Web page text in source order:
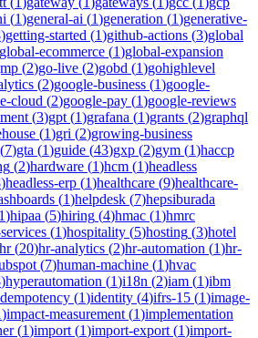
(1)general-ai (1)generation (1)generative-
)getting-started (1)github-actions (3)global
global-ecommerce (1)global-expansion
(2)go-live (2)gobd (1)gohighlevel
(2)google-business (1)google-
cloud (2)google-pay (1)google-reviews
(3)gpt (1)grafana (1)grants (2)graphql
(1)gri (2)growing-business
(7)gta (1)guide (43)gxp (2)gym (1)haccp
(2)hardware (1)hcm (1)headless
)headless-erp (1)healthcare (9)healthcare-
(1)helpdesk (7)hepsiburada
1)hipaa (5)hiring (4)hmac (1)hmrc
(1)hospitality (5)hosting (3)hotel
hr(20)hr-analytics (2)hr-automation (1)hr-
(7)human-machine (1)hvac
)hyperautomation (1)i18n (2)iam (1)ibm
(1)identity (4)ifrs-15 (1)image-
)impact-measurement (1)implementation
(1)import (1)import-export (1)import-